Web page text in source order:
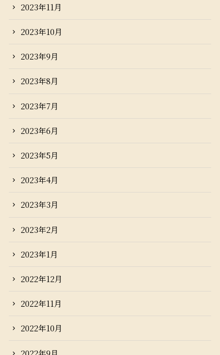
2023年11月
2023年10月
2023年9月
2023年8月
2023年7月
2023年6月
2023年5月
2023年4月
2023年3月
2023年2月
2023年1月
2022年12月
2022年11月
2022年10月